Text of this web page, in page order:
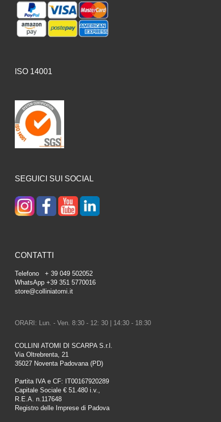
ISO 14001
SEGUICI SUI SOCIAL
CONTATTI
Telefono + 39 049 502052
WhatsApp +39 351 5770016
store@colliniatomi.it
ORARI: Lun. - Ven. 8:30 - 12: 30 | 14:30 - 18:30
COLLINI ATOMI DI SCARPA S.r.l.
Via Oltrebrenta, 21
35027 Noventa Padovana (PD)
Partita IVA e CF: IT00167920289
Capitale Sociale € 51.480 i.v.,
R.E.A. n.117648
Registro delle Imprese di Padova